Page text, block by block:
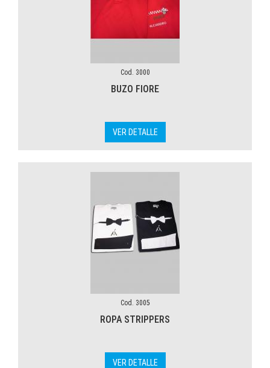
Cod. 3000
BUZO FIORE
VER DETALLE
Cod. 3005
ROPA STRIPPERS
VER DETALLE